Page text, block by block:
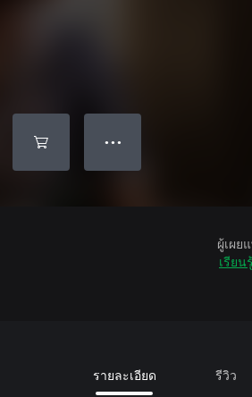
● ● ●
ผู้เผย
เรียน
รายละเอียด รีวิว